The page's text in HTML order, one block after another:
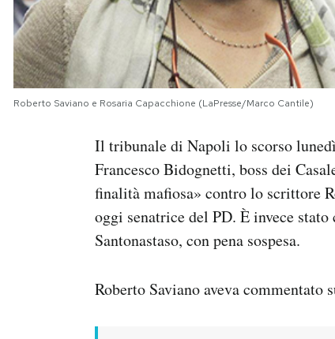
Roberto Saviano e Rosaria Capacchione (LaPresse/Marco Cantile)
Il tribunale di Napoli lo scorso
Francesco Bidognetti, boss dei
finalità mafiosa» contro lo scrittore
oggi senatrice del PD. È invece
Santonastaso, con pena sospesa.
Roberto Saviano aveva commentato